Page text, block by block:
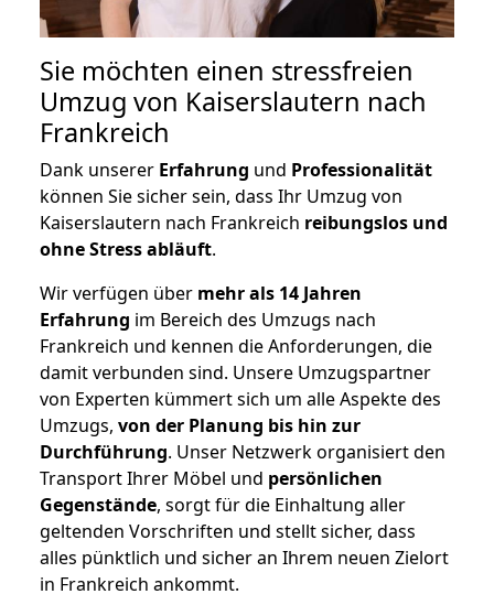
Sie möchten einen stressfreien
Umzug von Kaiserslautern nach
Frankreich
Dank unserer Erfahrung und Professionalität
können Sie sicher sein, dass Ihr Umzug von
Kaiserslautern nach Frankreich reibungslos und
ohne Stress abläuft.
Wir verfügen über mehr als 14 Jahren
Erfahrung im Bereich des Umzugs nach
Frankreich und kennen die Anforderungen, die
damit verbunden sind. Unsere Umzugspartner
von Experten kümmert sich um alle Aspekte des
Umzugs, von der Planung bis hin zur
Durchführung. Unser Netzwerk organisiert den
Transport Ihrer Möbel und persönlichen
Gegenstände, sorgt für die Einhaltung aller
geltenden Vorschriften und stellt sicher, dass
alles pünktlich und sicher an Ihrem neuen Zielort
in Frankreich ankommt.